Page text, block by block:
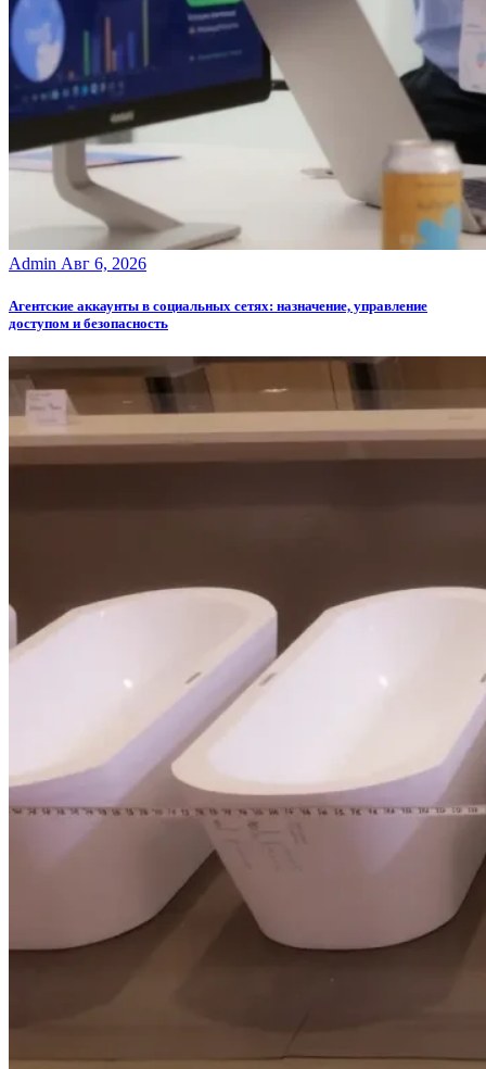
Admin Авг 6, 2026
Агентские аккаунты в социальных сетях: назначение, управление
доступом и безопасность